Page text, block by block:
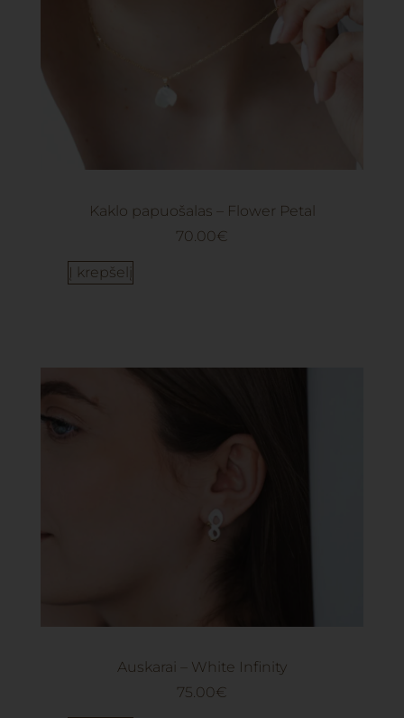
Kaklo papuošalas – Flower Petal
70.00€
Į krepšelį
Auskarai – White Infinity
75.00€